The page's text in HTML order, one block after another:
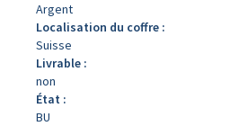
Argent
Localisation du coffre :
Suisse
Livrable :
non
État :
BU